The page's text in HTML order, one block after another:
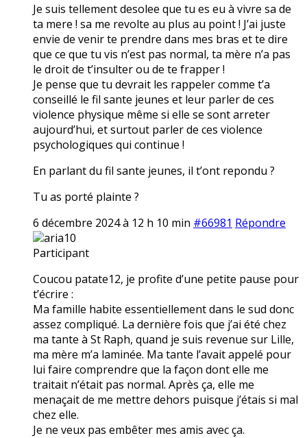
Je suis tellement desolee que tu es eu à vivre sa de
ta mere ! sa me revolte au plus au point ! J’ai juste
envie de venir te prendre dans mes bras et te dire
que ce que tu vis n’est pas normal, ta mère n’a pas
le droit de t’insulter ou de te frapper !
Je pense que tu devrait les rappeler comme t’a
conseillé le fil sante jeunes et leur parler de ces
violence physique même si elle se sont arreter
aujourd’hui, et surtout parler de ces violence
psychologiques qui continue !
En parlant du fil sante jeunes, il t’ont repondu ?
Tu as porté plainte ?
6 décembre 2024 à 12 h 10 min #66981 Répondre
aria10
Participant
Coucou patate12, je profite d’une petite pause pour
t’écrire :
Ma famille habite essentiellement dans le sud donc
assez compliqué. La dernière fois que j’ai été chez
ma tante à St Raph, quand je suis revenue sur Lille,
ma mère m’a laminée. Ma tante l’avait appelé pour
lui faire comprendre que la façon dont elle me
traitait n’était pas normal. Après ça, elle me
menaçait de me mettre dehors puisque j’étais si mal
chez elle.
Je ne veux pas embêter mes amis avec ça.